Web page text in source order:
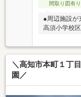
間取り図有り
●周辺施設
高須小学校区
＼高知市本町１丁
園／